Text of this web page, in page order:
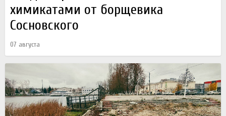
химикатами от борщевика
Сосновского
07 августа